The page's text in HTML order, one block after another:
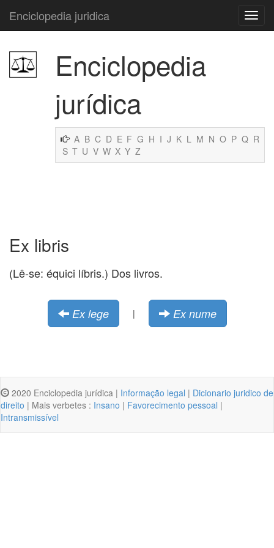
Enciclopedia juridica
Enciclopedia
jurídica
A B C D E F G H I J K L M N O P Q R
S T U V W X Y Z
Ex libris
(Lê-se: équici líbris.) Dos livros.
Ex lege | Ex nume
2020 Enciclopedia jurídica | Informação legal | Dicionario juridico de
direito | Mais verbetes : Insano | Favorecimento pessoal |
Intransmissível